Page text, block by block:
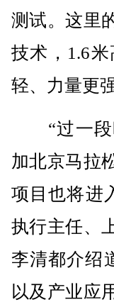
测试。这里
技术，1.6
轻、力量更
“过一段
加北京马拉
项目也将进
执行主任、
李清都介绍
以及产业应